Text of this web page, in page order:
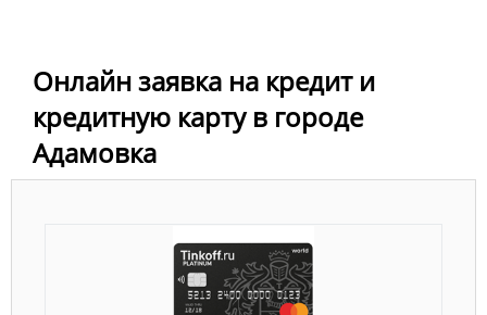
Онлайн заявка на кредит и
кредитную карту в городе
Адамовка